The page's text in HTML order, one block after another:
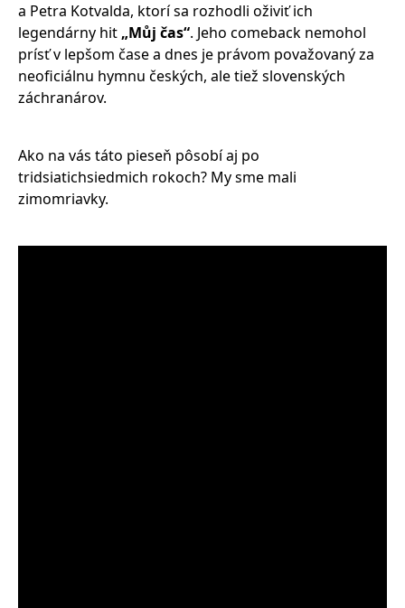
a Petra Kotvalda, ktorí sa rozhodli oživiť ich
legendárny hit „Můj čas“. Jeho comeback nemohol
prísť v lepšom čase a dnes je právom považovaný za
neoficiálnu hymnu českých, ale tiež slovenských
záchranárov.
Ako na vás táto pieseň pôsobí aj po
tridsiatichsiedmich rokoch? My sme mali
zimomriavky.